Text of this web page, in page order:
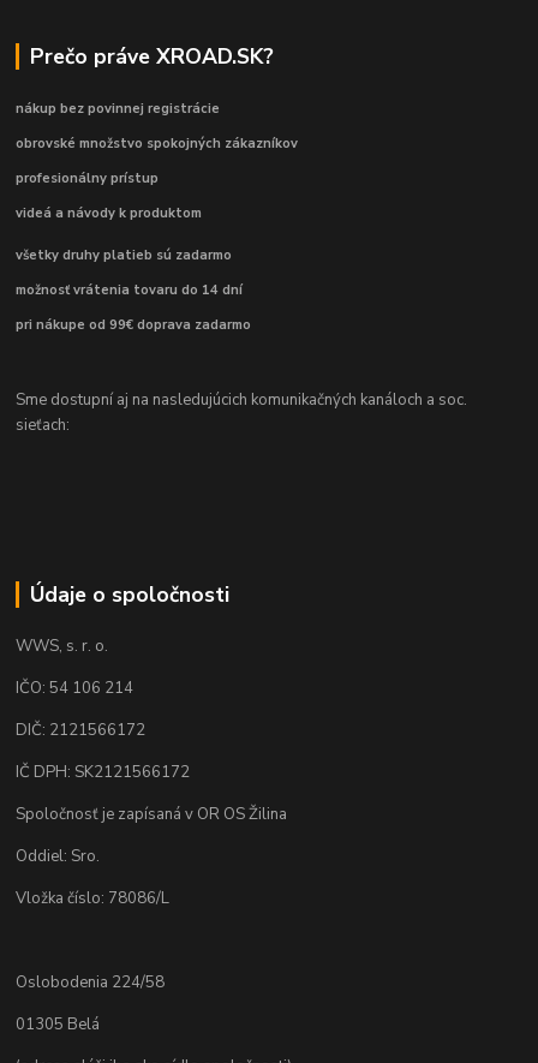
Prečo práve XROAD.SK?
nákup bez povinnej registrácie
obrovské množstvo spokojných zákazníkov
profesionálny prístup
videá a návody k produktom
všetky druhy platieb sú zadarmo
možnosť vrátenia tovaru do 14 dní
pri nákupe od 99€ doprava zadarmo
Sme dostupní aj na nasledujúcich komunikačných kanáloch a soc.
sieťach:
Údaje o spoločnosti
WWS, s. r. o.
IČO: 54 106 214
DIČ: 2121566172
IČ DPH: SK2121566172
Spoločnosť je zapísaná v OR OS Žilina
Oddiel: Sro.
Vložka číslo: 78086/L
Oslobodenia 224/58
01305 Belá